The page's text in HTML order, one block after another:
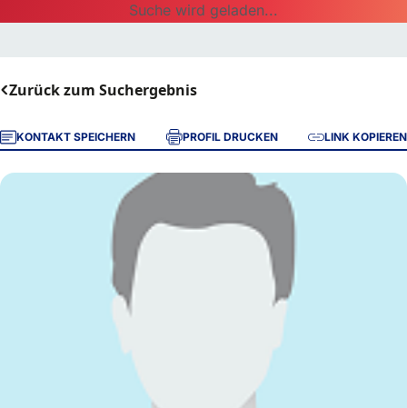
Suche wird geladen...
Zurück zum Suchergebnis
KONTAKT SPEICHERN PROFIL DRUCKEN LINK KOPIEREN